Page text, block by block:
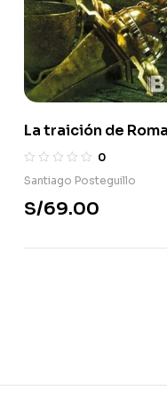
La traición de
0
Santiago Posteguillo
S/69.00